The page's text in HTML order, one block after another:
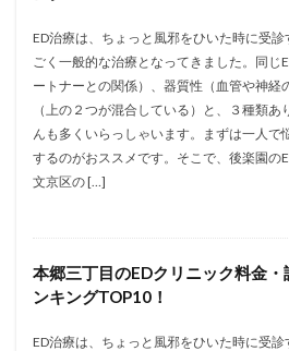
ED治療は、ちょっと風邪をひいた時に受
ごく一般的な治療となってきました。同じ
ートナーとの関係）、器質性（血管や神経
（上の２つが混合している）と、３種類
んも多くいらっしゃいます。まずは一人で
するのがおススメです。そこで、後楽園の
文京区の […]
本郷三丁目のEDクリニック料金
ンキングTOP10！
ED治療は、ちょっと風邪をひいた時に受